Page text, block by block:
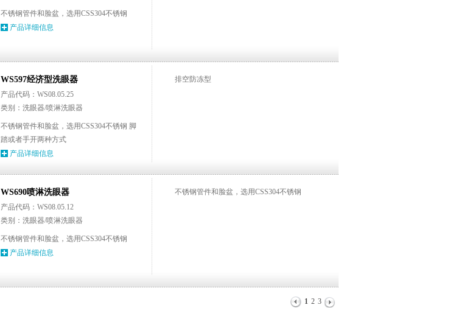
不锈钢管件和脸盆，选用CSS304不锈钢
产品详细信息
WS597经济型洗眼器
产品代码：WS08.05.25
类别：洗眼器/喷淋洗眼器
不锈钢管件和脸盆，选用CSS304不锈钢 脚
踏或者手开两种方式
产品详细信息
排空防冻型
WS690喷淋洗眼器
产品代码：WS08.05.12
类别：洗眼器/喷淋洗眼器
不锈钢管件和脸盆，选用CSS304不锈钢
产品详细信息
不锈钢管件和脸盆，选用CSS304不锈钢
1 2 3